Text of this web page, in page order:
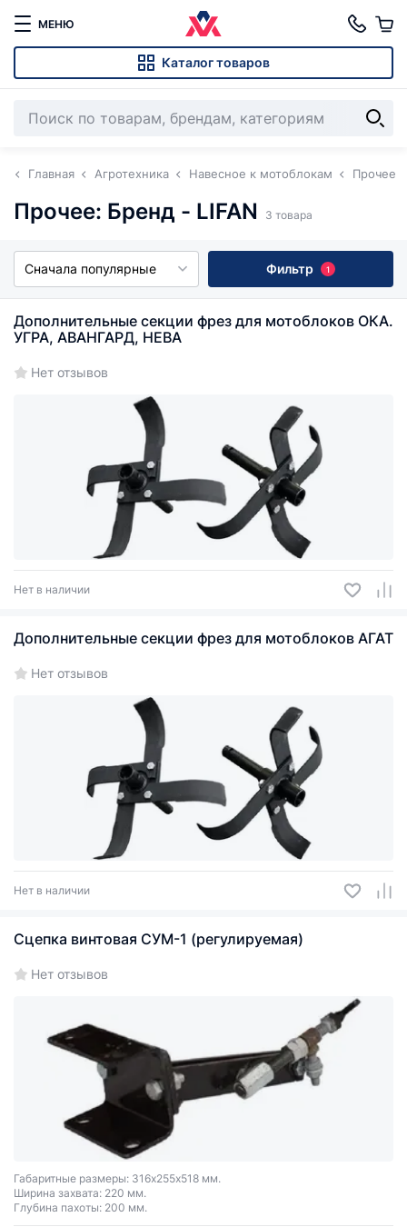
МЕНЮ
Каталог товаров
Главная Агротехника Навесное к мотоблокам Прочее
Прочее: Бренд - LIFAN 3 товара
Сначала популярные Фильтр 1
Дополнительные секции фрез для мотоблоков ОКА.
УГРА, АВАНГАРД, НЕВА
Нет отзывов
Нет в наличии
Дополнительные секции фрез для мотоблоков АГАТ
Нет отзывов
Нет в наличии
Сцепка винтовая СУМ-1 (регулируемая)
Нет отзывов
Габаритные размеры: 316х255х518 мм.
Ширина захвата: 220 мм.
Глубина пахоты: 200 мм.